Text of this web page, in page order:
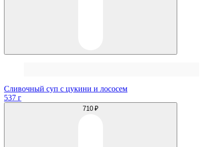
Сливочный суп с цукини и лососем
537 г
710 ₽